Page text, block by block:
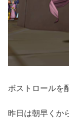
ボストロールを
昨日は朝早くか